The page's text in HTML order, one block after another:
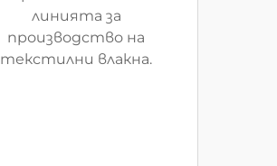
линията за
производство на
текстилни влакна.